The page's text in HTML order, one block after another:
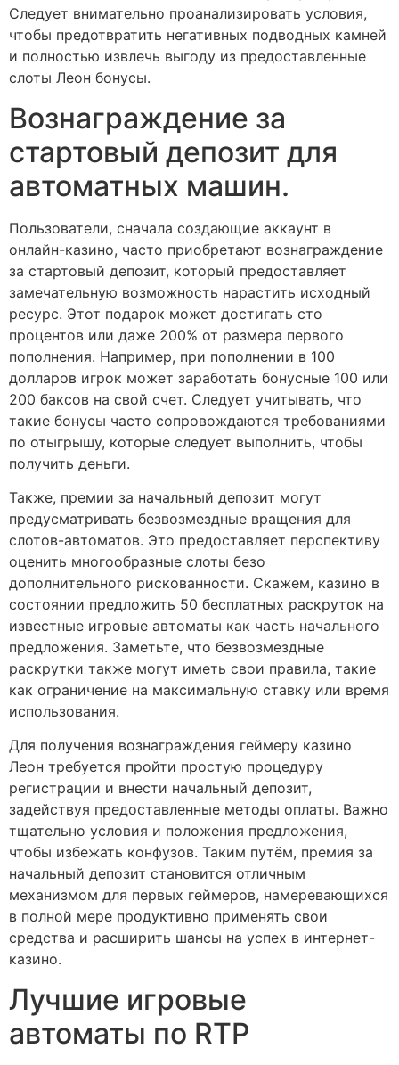
Следует внимательно проанализировать условия,
чтобы предотвратить негативных подводных камней
и полностью извлечь выгоду из предоставленные
слоты Леон бонусы.
Вознаграждение за
стартовый депозит для
автоматных машин.
Пользователи, сначала создающие аккаунт в
онлайн-казино, часто приобретают вознаграждение
за стартовый депозит, который предоставляет
замечательную возможность нарастить исходный
ресурс. Этот подарок может достигать сто
процентов или даже 200% от размера первого
пополнения. Например, при пополнении в 100
долларов игрок может заработать бонусные 100 или
200 баксов на свой счет. Следует учитывать, что
такие бонусы часто сопровождаются требованиями
по отыгрышу, которые следует выполнить, чтобы
получить деньги.
Также, премии за начальный депозит могут
предусматривать безвозмездные вращения для
слотов-автоматов. Это предоставляет перспективу
оценить многообразные слоты безо
дополнительного рискованности. Скажем, казино в
состоянии предложить 50 бесплатных раскруток на
известные игровые автоматы как часть начального
предложения. Заметьте, что безвозмездные
раскрутки также могут иметь свои правила, такие
как ограничение на максимальную ставку или время
использования.
Для получения вознаграждения геймеру казино
Леон требуется пройти простую процедуру
регистрации и внести начальный депозит,
задействуя предоставленные методы оплаты. Важно
тщательно условия и положения предложения,
чтобы избежать конфузов. Таким путём, премия за
начальный депозит становится отличным
механизмом для первых геймеров, намеревающихся
в полной мере продуктивно применять свои
средства и расширить шансы на успех в интернет-
казино.
Лучшие игровые
автоматы по RTP